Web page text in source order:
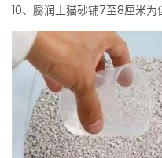
10、膨润土猫砂铺7至8厘米为